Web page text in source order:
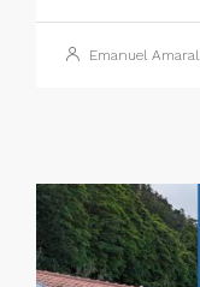
Emanuel Amaral